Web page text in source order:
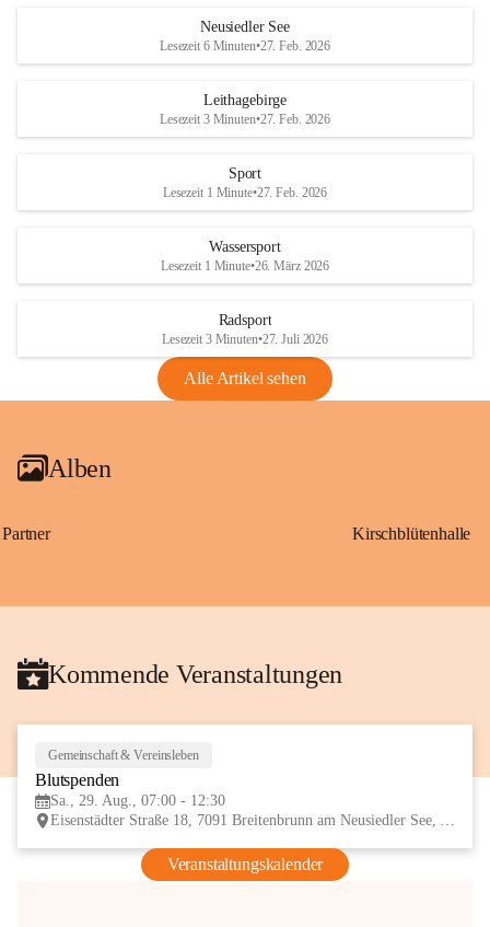
S
und den daraus folgenden wirtschaftlichen
Maßnahmen zur Bekämpfung
Rebe und der Amerikanischen
Anhang VBl. EU Nr. 18
1 Seite•1,4 MB
VBl. EU Nr. 18_2026
r
S
Neusiedler See
Lesezeit 6 Minuten•27. Feb. 2026
Leithagebirge
Lesezeit 3 Minuten•27. Feb. 2026
Sport
Lesezeit 1 Minute•27. Feb. 2026
Wassersport
Lesezeit 1 Minute•26. März 2026
Radsport
Lesezeit 3 Minuten•27. Juli 2026
Alle Artikel sehen
Alben
Partner Kirschblütenhalle
Kommende Veranstaltungen
Gemeinschaft & Vereinsleben
Blutspenden
Sa., 29. Aug., 07:00 - 12:30
Eisenstädter Straße 18, 7091 Breitenbrunn am Neusiedler See, AUT
Veranstaltungskalender